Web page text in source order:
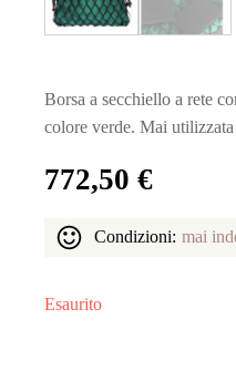
Borsa a secchiello a rete
colore verde. Mai utilizzata
772,50 €
Condizioni: mai
Esaurito